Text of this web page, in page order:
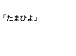
たまひよ」